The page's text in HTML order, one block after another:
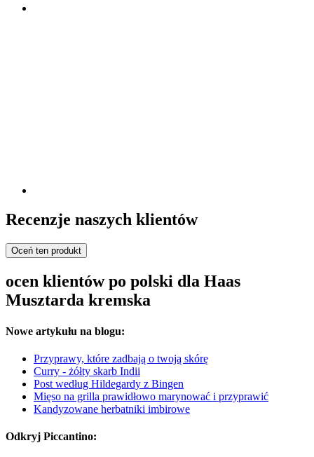
Recenzje naszych klientów
Oceń ten produkt
ocen klientów po polski dla Haas
Musztarda kremska
Nowe artykułu na blogu:
Przyprawy, które zadbają o twoją skórę
Curry - żółty skarb Indii
Post według Hildegardy z Bingen
Mięso na grilla prawidłowo marynować i przyprawić
Kandyzowane herbatniki imbirowe
Odkryj Piccantino: